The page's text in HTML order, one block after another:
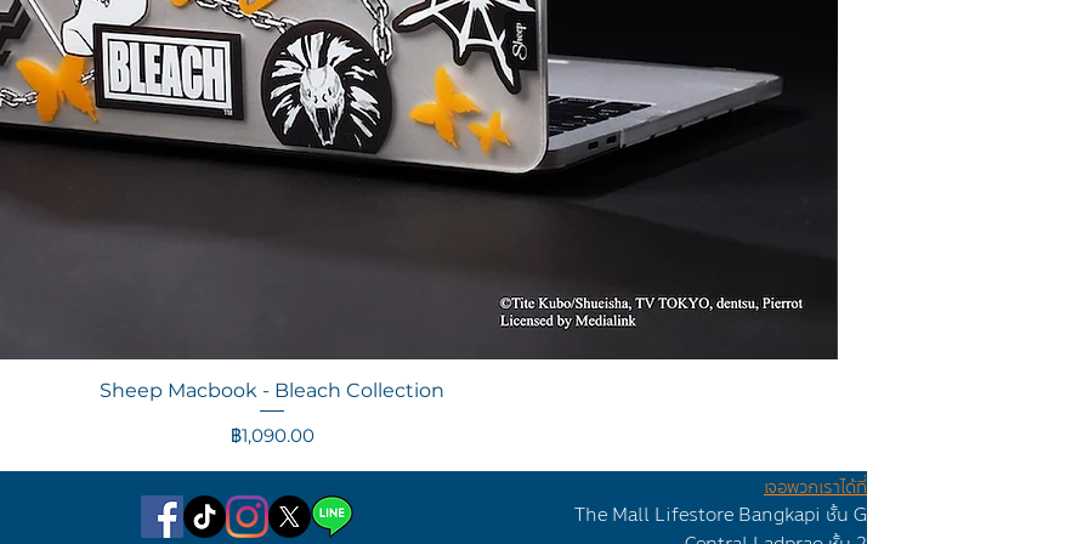
ดูข้อมูลด่วน
Sheep Macbook - Bleach Collection
ราคา
฿1,090.00
เจอพวกเราได้ที่
The Mall Lifestore Bangkapi ชั้น G